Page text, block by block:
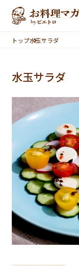
本文へスキップ
トップ水玉サラダ
水玉サラダ